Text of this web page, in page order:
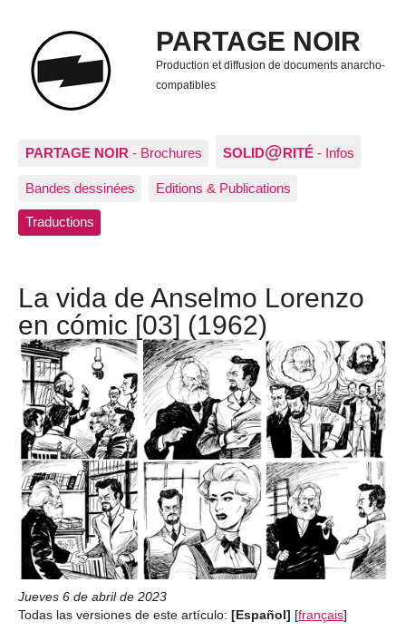
PARTAGE NOIR
Production et diffusion de documents anarcho-
compatibles
PARTAGE NOIR - Brochures SOLID@RITÉ - Infos
Bandes dessinées Editions & Publications
Traductions
La vida de Anselmo Lorenzo
en cómic [03] (1962)
Jueves 6 de abril de 2023
Todas las versiones de este artículo: [Español] [français]